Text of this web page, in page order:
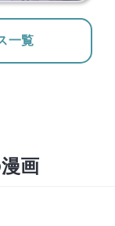
一覧
画